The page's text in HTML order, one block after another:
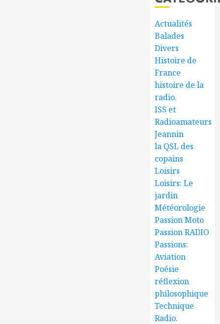
Actualités
Balades
Divers
Histoire de
France
histoire de la
radio.
ISS et
Radioamateurs
Jeannin
la QSL des
copains
Loisirs
Loisirs: Le
jardin
Météorologie
Passion Moto
Passion RADIO
Passions:
Aviation
Poésie
réflexion
philosophique
Technique
Radio.